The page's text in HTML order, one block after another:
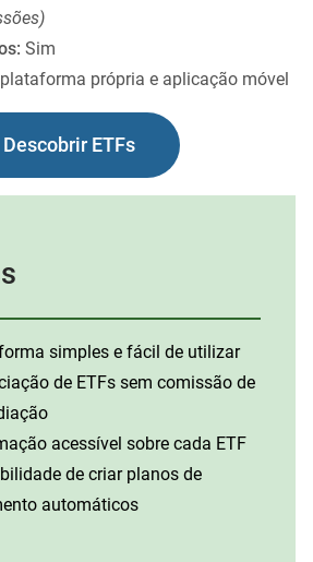
Sim
plataforma própria e aplicação móvel
Descobrir ETFs
simples e fácil de utilizar
de ETFs sem comissão de
acessível sobre cada ETF
de criar planos de
automáticos